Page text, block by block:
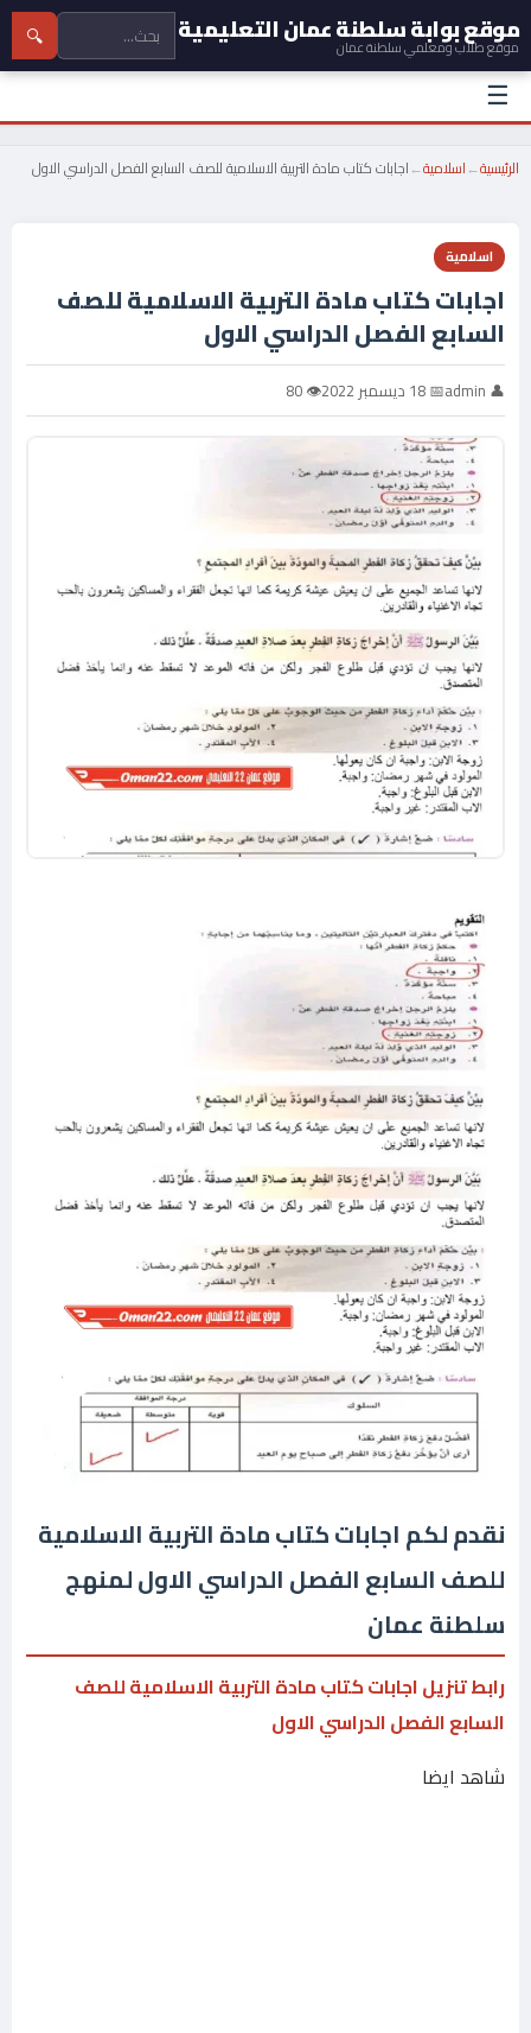
موقع بوابة سلطنة عمان التعليمية
موقع طلاب ومعلمي سلطنة عمان 🔍
☰
الرئيسية←اسلامية←اجابات كتاب مادة التربية الاسلامية للصف السابع الفصل الدراسي الاول
اسلامية
اجابات كتاب مادة التربية الاسلامية للصف
السابع الفصل الدراسي الاول
👤 admin 📅 18 ديسمبر 2022 👁 80
نقدم لكم اجابات كتاب مادة التربية الاسلامية
للصف السابع الفصل الدراسي الاول لمنهج
سلطنة عمان
رابط تنزيل اجابات كتاب مادة التربية الاسلامية للصف
السابع الفصل الدراسي الاول
شاهد ايضا